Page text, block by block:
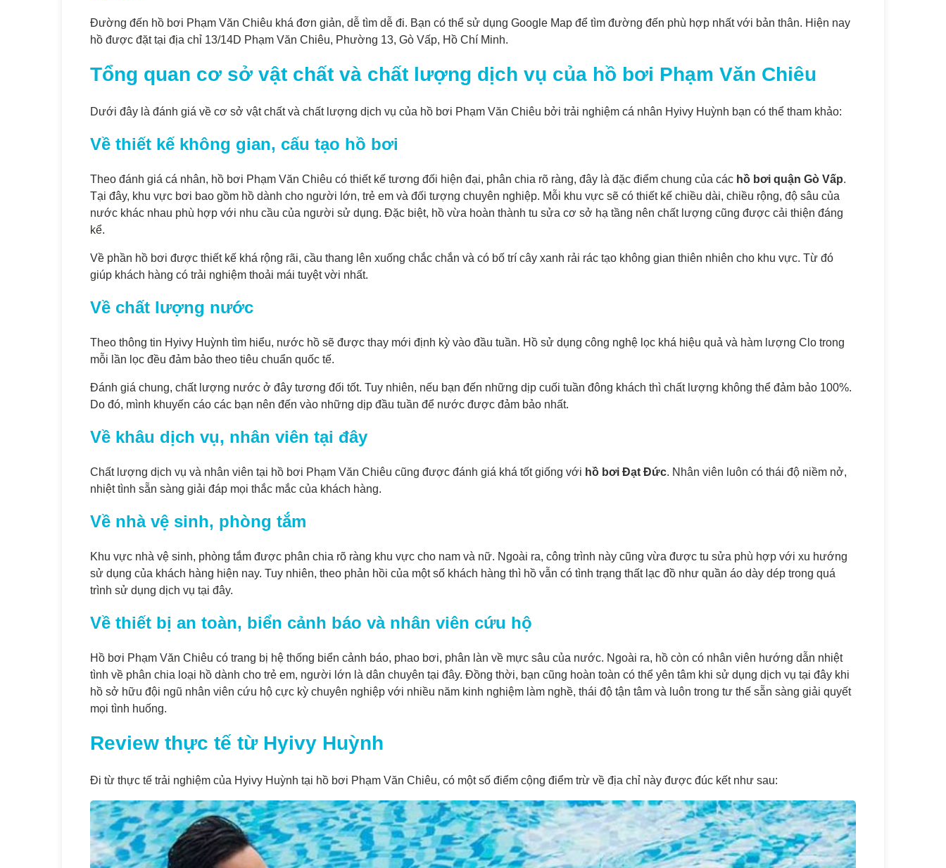
Đường đến hồ bơi Phạm Văn Chiêu khá đơn giản, dễ tìm dễ đi. Bạn có thể sử dụng Google Map để tìm đường đến phù hợp nhất với bản thân. Hiện nay
hồ được đặt tại địa chỉ 13/14D Phạm Văn Chiêu, Phường 13, Gò Vấp, Hồ Chí Minh.
Tổng quan cơ sở vật chất và chất lượng dịch vụ của hồ bơi Phạm Văn Chiêu
Dưới đây là đánh giá về cơ sở vật chất và chất lượng dịch vụ của hồ bơi Phạm Văn Chiêu bởi trải nghiệm cá nhân Hyivy Huỳnh bạn có thể tham khảo:
Về thiết kế không gian, cấu tạo hồ bơi
Theo đánh giá cá nhân, hồ bơi Phạm Văn Chiêu có thiết kế tương đối hiện đại, phân chia rõ ràng, đây là đặc điểm chung của các hồ bơi quận Gò Vấp.
Tại đây, khu vực bơi bao gồm hồ dành cho người lớn, trẻ em và đối tượng chuyên nghiệp. Mỗi khu vực sẽ có thiết kế chiều dài, chiều rộng, độ sâu của
nước khác nhau phù hợp với nhu cầu của người sử dụng. Đặc biệt, hồ vừa hoàn thành tu sửa cơ sở hạ tầng nên chất lượng cũng được cải thiện đáng
kể.
Về phần hồ bơi được thiết kế khá rộng rãi, cầu thang lên xuống chắc chắn và có bố trí cây xanh rải rác tạo không gian thiên nhiên cho khu vực. Từ đó
giúp khách hàng có trải nghiệm thoải mái tuyệt vời nhất.
Về chất lượng nước
Theo thông tin Hyivy Huỳnh tìm hiểu, nước hồ sẽ được thay mới định kỳ vào đầu tuần. Hồ sử dụng công nghệ lọc khá hiệu quả và hàm lượng Clo trong
mỗi lần lọc đều đảm bảo theo tiêu chuẩn quốc tế.
Đánh giá chung, chất lượng nước ở đây tương đối tốt. Tuy nhiên, nếu bạn đến những dịp cuối tuần đông khách thì chất lượng không thể đảm bảo 100%.
Do đó, mình khuyến cáo các bạn nên đến vào những dịp đầu tuần để nước được đảm bảo nhất.
Về khâu dịch vụ, nhân viên tại đây
Chất lượng dịch vụ và nhân viên tại hồ bơi Phạm Văn Chiêu cũng được đánh giá khá tốt giống với hồ bơi Đạt Đức. Nhân viên luôn có thái độ niềm nở,
nhiệt tình sẵn sàng giải đáp mọi thắc mắc của khách hàng.
Về nhà vệ sinh, phòng tắm
Khu vực nhà vệ sinh, phòng tắm được phân chia rõ ràng khu vực cho nam và nữ. Ngoài ra, công trình này cũng vừa được tu sửa phù hợp với xu hướng
sử dụng của khách hàng hiện nay. Tuy nhiên, theo phản hồi của một số khách hàng thì hồ vẫn có tình trạng thất lạc đồ như quần áo dày dép trong quá
trình sử dụng dịch vụ tại đây.
Về thiết bị an toàn, biển cảnh báo và nhân viên cứu hộ
Hồ bơi Phạm Văn Chiêu có trang bị hệ thống biển cảnh báo, phao bơi, phân làn về mực sâu của nước. Ngoài ra, hồ còn có nhân viên hướng dẫn nhiệt
tình về phân chia loại hồ dành cho trẻ em, người lớn là dân chuyên tại đây. Đồng thời, bạn cũng hoàn toàn có thể yên tâm khi sử dụng dịch vụ tại đây khi
hồ sở hữu đội ngũ nhân viên cứu hộ cực kỳ chuyên nghiệp với nhiều năm kinh nghiệm làm nghề, thái độ tận tâm và luôn trong tư thế sẵn sàng giải quyết
mọi tình huống.
Review thực tế từ Hyivy Huỳnh
Đi từ thực tế trải nghiệm của Hyivy Huỳnh tại hồ bơi Phạm Văn Chiêu, có một số điểm cộng điểm trừ về địa chỉ này được đúc kết như sau: